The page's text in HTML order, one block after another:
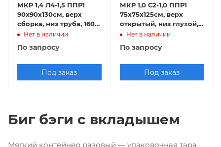
МКР 1,4 Л4-1,5 ППР1
90х90х130см, верх
сборка, низ труба, 160г/
м2Нет в наличии
По запросу
Под заказ
МКР 1,0 С2-1,0 ППР1
75х75х125см, верх
открытый, низ глухой,
160г/м2
Нет в наличии
По запросу
Под заказ
Биг бэги с вкладышем
Мягкий контейнер разовый — упаковочная тара